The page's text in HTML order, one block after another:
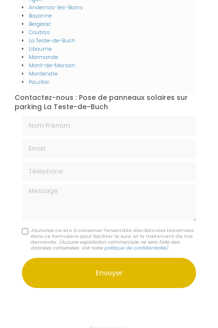
Andernos-les-Bains
Bayonne
Bergerac
Coutras
La Teste-de-Buch
Libourne
Marmande
Mont-de-Marsan
Montendre
Pauillac
Contactez-nous : Pose de panneaux solaires sur
parking La Teste-de-Buch
Message
J'autorise ce site à conserver l'ensemble des données transmises
dans ce formulaire pour faciliter le suivi et le traitement de ma
demande. (Aucune exploitation commerciale ne sera faite des
données conservées. Voir notre politique de confidentialité)